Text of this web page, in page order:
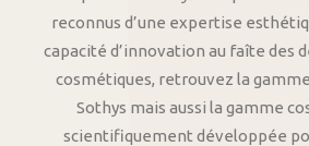
reconnus d’une expertise
capacité d’innovation au faîte des
cosmétiques, retrouvez la
Sothys mais aussi la gamme
scientifiquement développée